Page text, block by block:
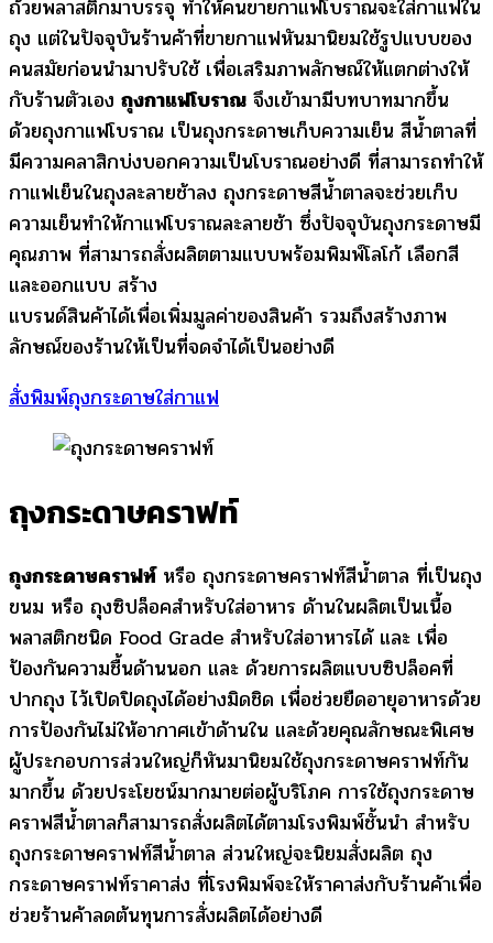
ถ้วยพลาสติกมาบรรจุ ทำให้คนขายกาแฟโบราณจะใส่กาแฟใน
ถุง แต่ในปัจจุบันร้านค้าที่ขายกาแฟหันมานิยมใช้รูปแบบของ
คนสมัยก่อนนำมาปรับใช้ เพื่อเสริมภาพลักษณ์ให้แตกต่างให้
กับร้านตัวเอง ถุงกาแฟโบราณ จึงเข้ามามีบทบาทมากขึ้น
ด้วยถุงกาแฟโบราณ เป็นถุงกระดาษเก็บความเย็น สีน้ำตาลที่
มีความคลาสิกบ่งบอกความเป็นโบราณอย่างดี ที่สามารถทำให้
กาแฟเย็นในถุงละลายช้าลง ถุงกระดาษสีน้ำตาลจะช่วยเก็บ
ความเย็นทำให้กาแฟโบราณละลายช้า ซึ่งปัจจุบันถุงกระดาษมี
คุณภาพ ที่สามารถสั่งผลิตตามแบบพร้อมพิมพ์โลโก้ เลือกสี
และออกแบบ สร้าง
แบรนด์สินค้าได้เพื่อเพิ่มมูลค่าของสินค้า รวมถึงสร้างภาพ
ลักษณ์ของร้านให้เป็นที่จดจำได้เป็นอย่างดี
สั่งพิมพ์ถุงกระดาษใส่กาแฟ
ถุงกระดาษคราฟท์
ถุงกระดาษคราฟท์หรือ ถุงกระดาษคราฟท์สีน้ำตาล ที่เป็นถุง
ขนม หรือ ถุงซิปล็อคสำหรับใส่อาหาร ด้านในผลิตเป็นเนื้อ
พลาสติกชนิด Food Grade สำหรับใส่อาหารได้ และ เพื่อ
ป้องกันความชื้นด้านนอก และ ด้วยการผลิตแบบซิปล็อคที่
ปากถุง ไว้เปิดปิดถุงได้อย่างมิดชิด เพื่อช่วยยืดอายุอาหารด้วย
การป้องกันไม่ให้อากาศเข้าด้านใน และด้วยคุณลักษณะพิเศษ
ผู้ประกอบการส่วนใหญ่ก็หันมานิยมใช้ถุงกระดาษคราฟท์กัน
มากขึ้น ด้วยประโยชน์มากมายต่อผู้บริโภค การใช้ถุงกระดาษ
คราฟสีน้ำตาลก็สามารถสั่งผลิตได้ตามโรงพิมพ์ชั้นนำ สำหรับ
ถุงกระดาษคราฟท์สีน้ำตาล ส่วนใหญ่จะนิยมสั่งผลิต ถุง
กระดาษคราฟท์ราคาส่ง ที่โรงพิมพ์จะให้ราคาส่งกับร้านค้าเพื่อ
ช่วยร้านค้าลดต้นทุนการสั่งผลิตได้อย่างดี